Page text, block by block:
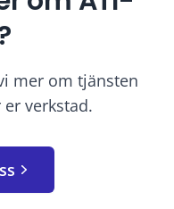
mer om tjänsten
verkstad.